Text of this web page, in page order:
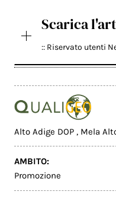
Scarica
:: Riservato utenti
Alto Adige DOP , Mela
AMBITO:
Promozione